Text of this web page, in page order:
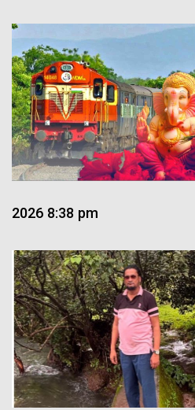
2026 8:38 pm